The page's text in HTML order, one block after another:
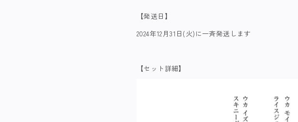
【発送日】
2024年12月31日(火)に一斉発送します
【セット詳細】